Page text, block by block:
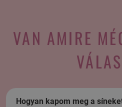
VAN AMIRE
Hogyan kapom meg a